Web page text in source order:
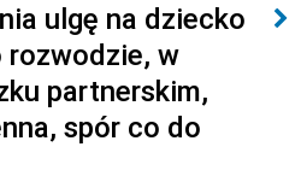
ulgę na dziecko
rozwodzie, w
partnerskim,
spór co do